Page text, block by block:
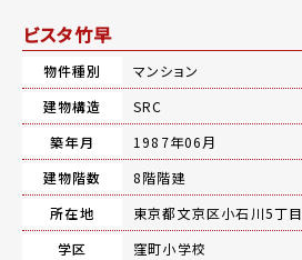
ビスタ竹早
物件種別
マンション
建物構造
SRC
築年月
1987年06月
建物階数
8階階建
所在地
東京都文京区小石川5丁目
学区
窪町小学校